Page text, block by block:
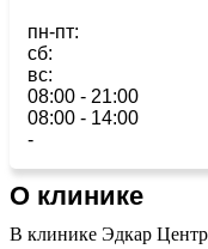
пн-пт:
сб:
вс:
08:00 - 21:00
08:00 - 14:00
-
О клинике
В клинике Эдкар